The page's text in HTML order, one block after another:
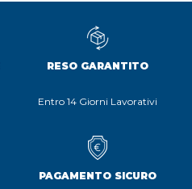
RESO GARANTITO
Entro 14 Giorni Lavorativi
PAGAMENTO SICURO